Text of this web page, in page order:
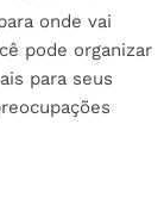
onde vai
pode organizar
para seus